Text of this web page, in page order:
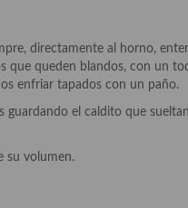
directamente al horno,
que queden blandos, con un
enfriar tapados con un paño.
el caldito que
su volumen.